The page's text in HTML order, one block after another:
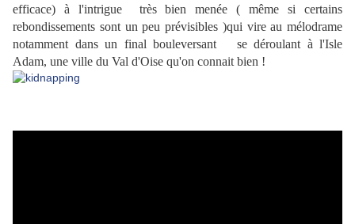
efficace) à l'intrigue très bien menée ( même si certains
rebondissements sont un peu prévisibles )qui vire au mélodrame
notamment dans un final bouleversant se déroulant à l'Isle
Adam, une ville du Val d'Oise qu'on connait bien !